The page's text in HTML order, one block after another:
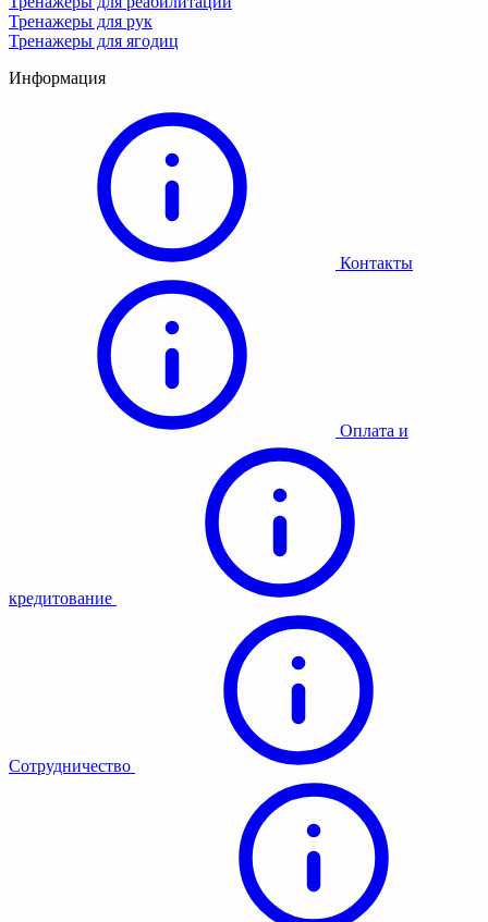
Тренажеры для рук
Тренажеры для ягодиц
Информация
Контакты
Оплата и
кредитование
Сотрудничество